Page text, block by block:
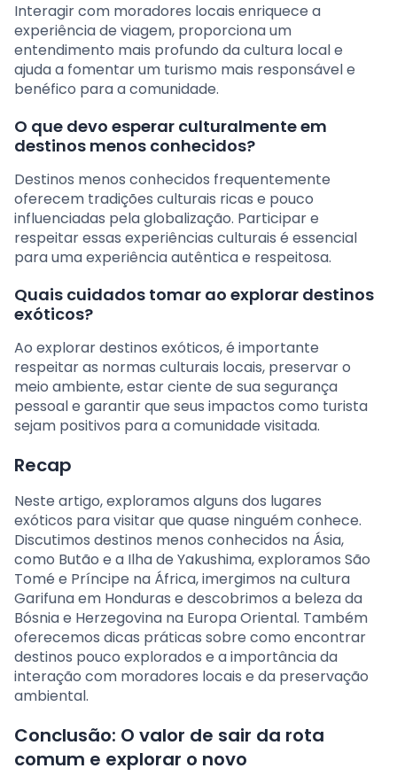
Interagir com moradores locais enriquece a
experiência de viagem, proporciona um
entendimento mais profundo da cultura local e
ajuda a fomentar um turismo mais responsável e
benéfico para a comunidade.
O que devo esperar culturalmente em
destinos menos conhecidos?
Destinos menos conhecidos frequentemente
oferecem tradições culturais ricas e pouco
influenciadas pela globalização. Participar e
respeitar essas experiências culturais é essencial
para uma experiência autêntica e respeitosa.
Quais cuidados tomar ao explorar destinos
exóticos?
Ao explorar destinos exóticos, é importante
respeitar as normas culturais locais, preservar o
meio ambiente, estar ciente de sua segurança
pessoal e garantir que seus impactos como turista
sejam positivos para a comunidade visitada.
Recap
Neste artigo, exploramos alguns dos lugares
exóticos para visitar que quase ninguém conhece.
Discutimos destinos menos conhecidos na Ásia,
como Butão e a Ilha de Yakushima, exploramos São
Tomé e Príncipe na África, imergimos na cultura
Garifuna em Honduras e descobrimos a beleza da
Bósnia e Herzegovina na Europa Oriental. Também
oferecemos dicas práticas sobre como encontrar
destinos pouco explorados e a importância da
interação com moradores locais e da preservação
ambiental.
Conclusão: O valor de sair da rota
comum e explorar o novo